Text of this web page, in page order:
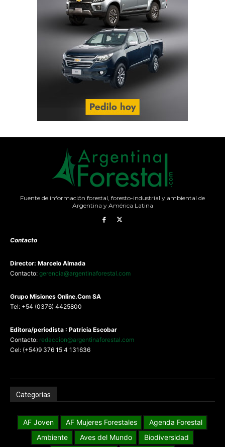
Fuente de información forestal, foresto-industrial y ambiental de
Argentina y América Latina
Contacto
Director: Marcelo Almada
Contacto: gerencia@argentinaforestal.com
Grupo Misiones Online.Com SA
Tel: +54 (0376) 4425800
Editora/periodista : Patricia Escobar
Contacto: redaccion@argentinaforestal.com
Cel: (+54)9 376 15 4 131636
Categorías
AF Joven AF Mujeres Forestales
Agenda Forestal
Ambiente
Aves del Mundo
Biodiversidad